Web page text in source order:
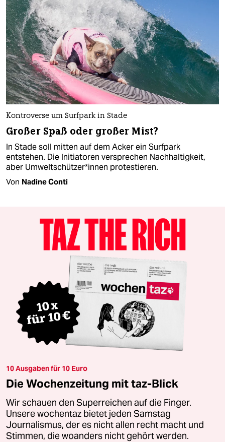
Kontroverse um Surfpark in Stade
Großer Spaß oder großer Mist?
In Stade soll mitten auf dem Acker ein Surfpark
entstehen. Die Initiatoren versprechen Nachhaltigkeit,
aber Um­welt­schüt­ze­r*in­nen protestieren.
Von Nadine Conti
10 Ausgaben für 10 Euro
Die Wochenzeitung mit taz-Blick
Wir schauen den Superreichen auf die Finger.
Unsere wochentaz bietet jeden Samstag
Journalismus, der es nicht allen recht macht und
Stimmen, die woanders nicht gehört werden.